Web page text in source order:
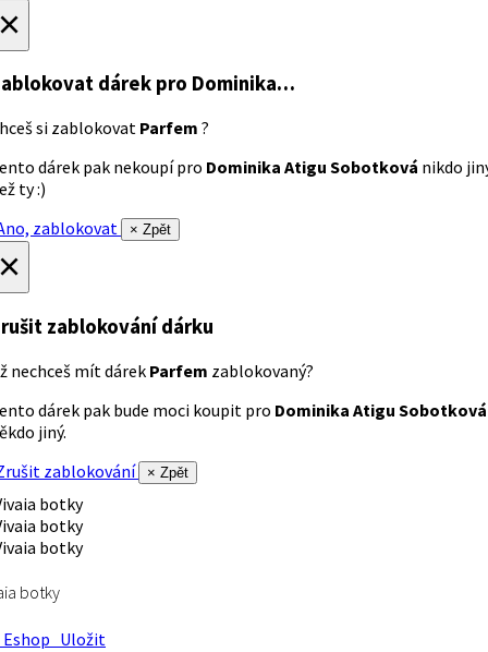
dárek pro Dominika…
si zablokovat Parfem ?
dárek pak nekoupí pro Dominika Atigu Sobotková nikdo
ty :)
zablokovat
× Zpět
zablokování dárku
nechceš mít dárek Parfem zablokovaný?
dárek pak bude moci koupit pro Dominika Atigu Sobotková
jiný.
zablokování
× Zpět
botky
Uložit